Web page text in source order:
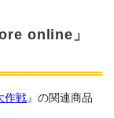
online」
作戦』の関連商品